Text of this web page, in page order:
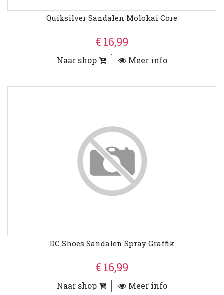
Quiksilver Sandalen Molokai Core
€ 16,99
Naar shop Meer info
DC Shoes Sandalen Spray Graffik
€ 16,99
Naar shop Meer info